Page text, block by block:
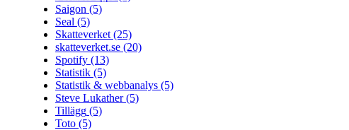
Saigon (5)
Seal (5)
Skatteverket (25)
skatteverket.se (20)
Spotify (13)
Statistik (5)
Statistik & webbanalys (5)
Steve Lukather(5)
Tillägg (5)
Toto (5)